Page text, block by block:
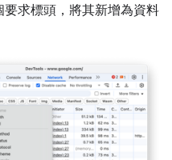
求標頭，將其新增為資料